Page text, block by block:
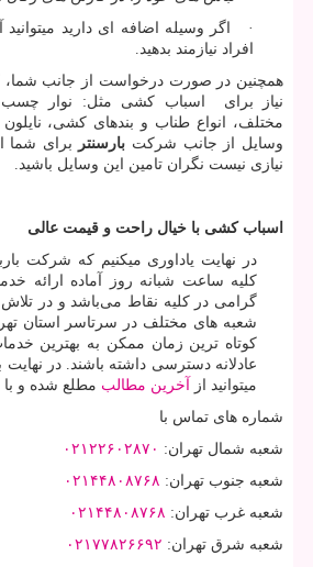
· اگر وسیله اضافه ای دارید میتوانید
افراد نیازمند بدهید.
همچنین در صورت درخواست از جانب شما،
نیاز برای اسباب کشی مثل: نوار چسب،
مختلف، انواع طناب و بندهای کشی،
وسایل از جانب شرکت بارسنتر
برای شما
نیازی نیست نگران تامین این وسایل باشید.
اسباب کشی با خیال راحت و قیمت عالی
در نهایت یاداوری میکنیم که شرکت
کلیه ساعت شبانه روز آماده ارائه
گرامی در کلیه نقاط می‌باشد و در تلاش
شعبه های مختلف در سرتاسر استان
کوتاه ترین زمان ممکن به بهترین
عادلانه دسترسی داشته باشند. در نهایت
میتوانید از
آخرین مطالب مطلع شده و با
شماره های تماس با
شعبه شمال تهران: ۰۲۱۲۲۶۰۲۸۷۰
شعبه جنوب تهران: ۰۲۱۴۴۸۰۸۷۶۸
شعبه غرب تهران: ۰۲۱۴۴۸۰۸۷۶۸
شعبه شرق تهران: ۰۲۱۷۷۸۲۶۶۹۲